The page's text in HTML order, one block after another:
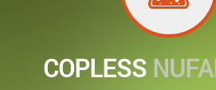
COPLESS